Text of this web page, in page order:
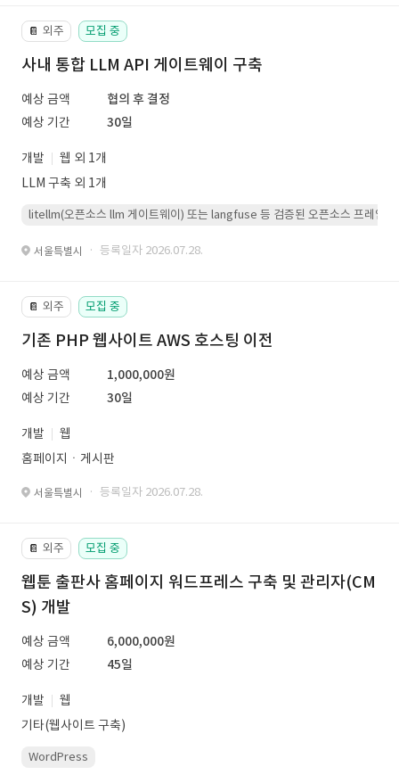
📔 외주 모집 중
사내 통합 LLM API 게이트웨이 구축
예상 금액
협의 후 결정
예상 기간
30일
개발
웹 외 1개
LLM 구축 외 1개
litellm(오픈소스 llm 게이트웨이) 또는 langfuse 등 검증된 오픈소스 프레임워
서울특별시 · 등록일자 2026.07.28.
📔 외주 모집 중
기존 PHP 웹사이트 AWS 호스팅 이전
예상 금액
1,000,000원
예상 기간
30일
개발
웹
홈페이지ㆍ게시판
서울특별시 · 등록일자 2026.07.28.
📔 외주 모집 중
웹툰 출판사 홈페이지 워드프레스 구축 및 관리자(CM
S) 개발
예상 금액
6,000,000원
예상 기간
45일
개발
웹
기타(웹사이트 구축)
WordPress